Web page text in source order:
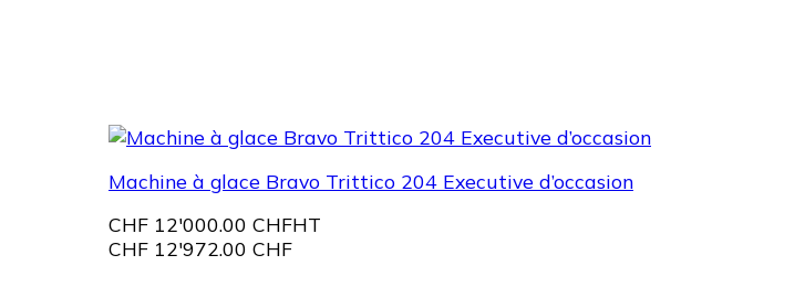
Machine à glace Bravo Trittico 204 Executive d’occasion
CHF 12'000.00 CHFHT
CHF 12'972.00 CHF